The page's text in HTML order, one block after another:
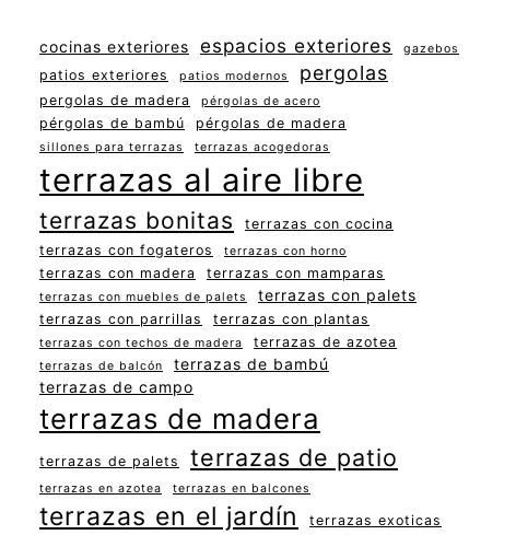
cocinas exteriores espacios exteriores gazebos
patios exteriores patios modernos pergolas
pergolas de madera pérgolas de acero
pérgolas de bambú pérgolas de madera
sillones para terrazas terrazas acogedoras
terrazas al aire libre
terrazas bonitas
terrazas con cocina
terrazas con fogateros
terrazas con horno
terrazas con madera terrazas con mamparas
terrazas con muebles de palets terrazas con palets
terrazas con parrillas terrazas con plantas
terrazas con techos de madera terrazas de azotea
terrazas de balcón
terrazas de bambú
terrazas de campo
terrazas de madera
terrazas de palets terrazas de patio
terrazas en azotea terrazas en balcones
terrazas en el jardín terrazas exoticas